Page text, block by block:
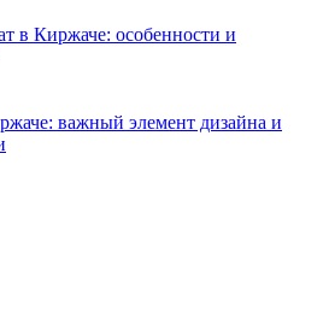
в Киржаче: особенности и
важный элемент дизайна и